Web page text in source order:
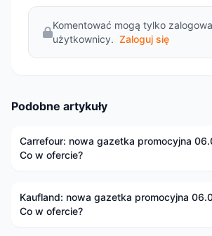
Komentować mogą tylko
użytkownicy. Zaloguj się
Podobne artykuły
Carrefour: nowa gazetka promocyjna
Co w ofercie?
Kaufland: nowa gazetka promocyjna
Co w ofercie?